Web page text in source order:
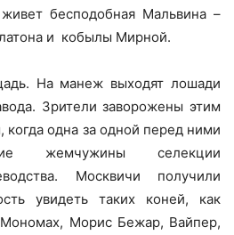
бесподобная Мальвина –
и кобылы Мирной.
На манеж выходят лошади
Зрители заворожены этим
одна за одной перед ними
жемчужины селекции
Москвичи получили
увидеть таких коней, как
Морис Бежар, Вайпер,